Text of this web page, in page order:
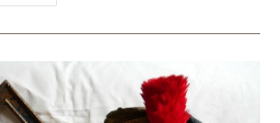
Janvier
2025